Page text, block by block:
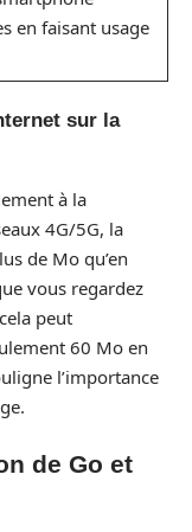
en faisant usage
sur la
à la
4G/5G, la
de Mo qu’en
vous regardez
peut
60 Mo en
l’importance
de Go et